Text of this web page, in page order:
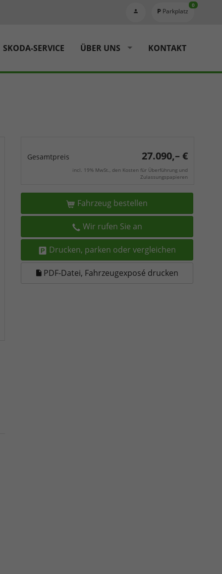
Parkplatz
0
SKODA-SERVICE ÜBER UNS KONTAKT
Gesamtpreis 27.090,– €
incl. 19% MwSt., den Kosten für Überführung und
Zulassungspapieren
Fahrzeug bestellen
Wir rufen Sie an
Drucken, parken oder vergleichen
PDF-Datei, Fahrzeugexposé drucken